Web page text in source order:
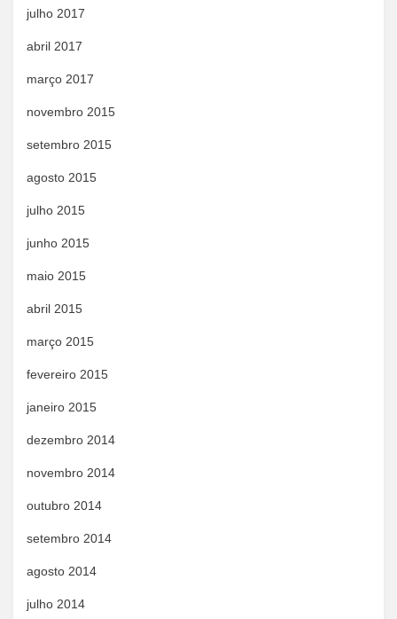
julho 2017
abril 2017
março 2017
novembro 2015
setembro 2015
agosto 2015
julho 2015
junho 2015
maio 2015
abril 2015
março 2015
fevereiro 2015
janeiro 2015
dezembro 2014
novembro 2014
outubro 2014
setembro 2014
agosto 2014
julho 2014